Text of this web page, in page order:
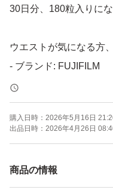
30日分、180粒入りにな
ウエストが気になる方
- ブランド: FUJIFILM
- 商品名: メタバリア
- 内容量: 180粒
- 特徴: BMIをサポート
- 原材料名: 食物繊維、
購入日時： 2026年5月16日
出品日時： 2026年4月26日
商品の情報